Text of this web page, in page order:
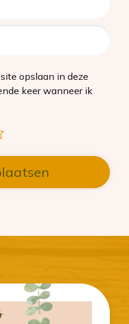
opslaan in deze
keer wanneer ik